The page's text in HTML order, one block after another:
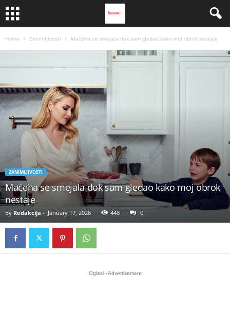
Home Zanimljivosti Maćeha se smejala dok sam gledao kako moj obrok nestaje
ZANIMLJIVOSTI
Maćeha se smejala dok sam gledao kako moj obrok
nestaje
By Redakcija - January 17, 2026 448 0
Oglasi - Advertisement